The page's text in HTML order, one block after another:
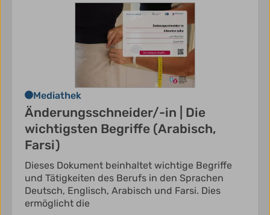
Mediathek
Änderungsschneider/-in | Die
wichtigsten Begriffe (Arabisch,
Farsi)
Dieses Dokument beinhaltet wichtige Begriffe
und Tätigkeiten des Berufs in den Sprachen
Deutsch, Englisch, Arabisch und Farsi. Dies
ermöglicht die